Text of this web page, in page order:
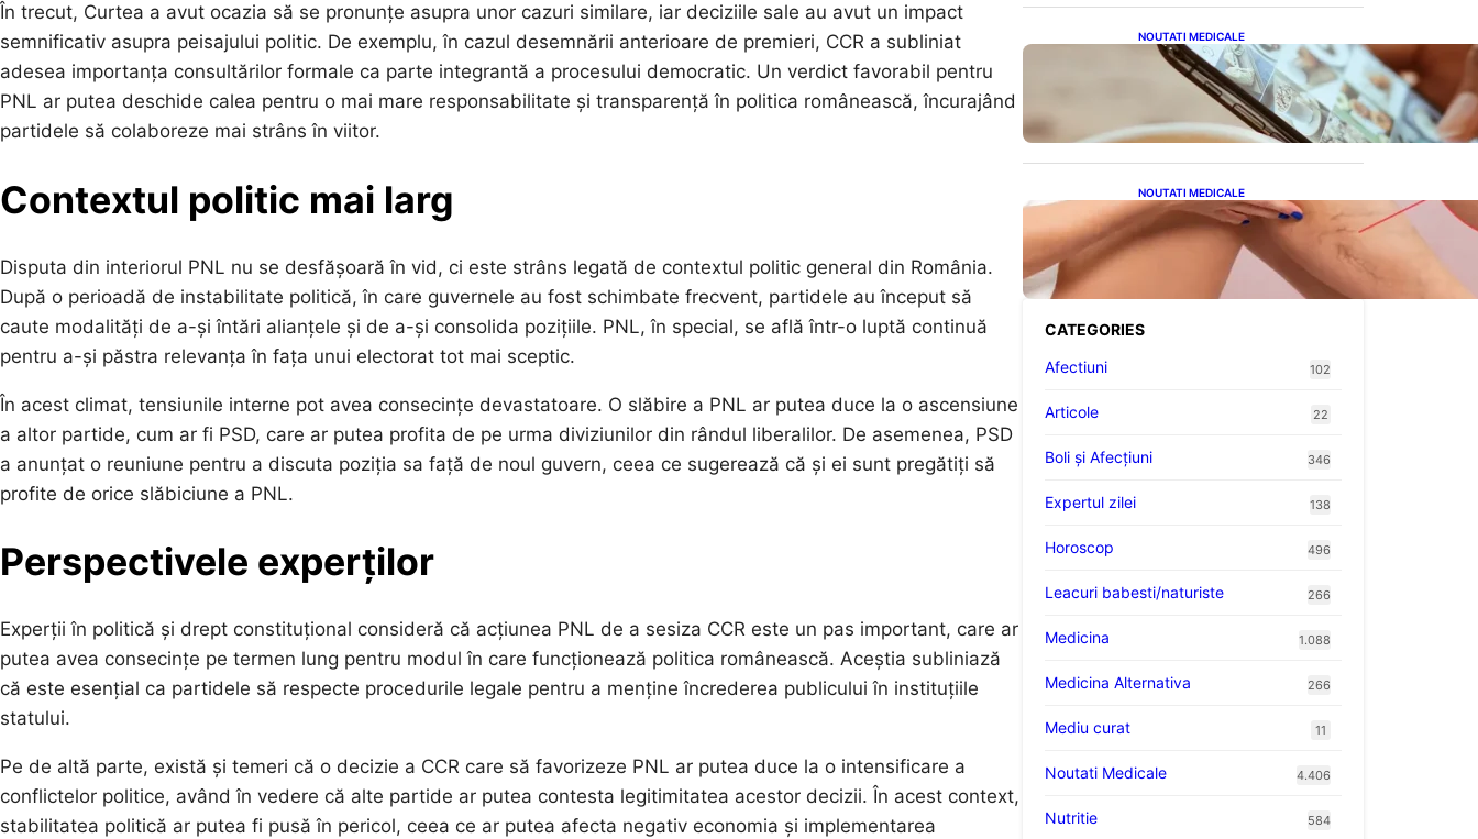
În trecut, Curtea a avut ocazia să se pronunțe asupra unor cazuri similare, iar deciziile sale au avut un impact
semnificativ asupra peisajului politic. De exemplu, în cazul desemnării anterioare de premieri, CCR a subliniat
adesea importanța consultărilor formale ca parte integrantă a procesului democratic. Un verdict favorabil pentru
PNL ar putea deschide calea pentru o mai mare responsabilitate și transparență în politica românească, încurajând
partidele să colaboreze mai strâns în viitor.
Contextul politic mai larg
Disputa din interiorul PNL nu se desfășoară în vid, ci este strâns legată de contextul politic general din România.
După o perioadă de instabilitate politică, în care guvernele au fost schimbate frecvent, partidele au început să
caute modalități de a-și întări alianțele și de a-și consolida pozițiile. PNL, în special, se află într-o luptă continuă
pentru a-și păstra relevanța în fața unui electorat tot mai sceptic.
În acest climat, tensiunile interne pot avea consecințe devastatoare. O slăbire a PNL ar putea duce la o ascensiune
a altor partide, cum ar fi PSD, care ar putea profita de pe urma diviziunilor din rândul liberalilor. De asemenea, PSD
a anunțat o reuniune pentru a discuta poziția sa față de noul guvern, ceea ce sugerează că și ei sunt pregătiți să
profite de orice slăbiciune a PNL.
Perspectivele experților
Experții în politică și drept constituțional consideră că acțiunea PNL de a sesiza CCR este un pas important, care ar
putea avea consecințe pe termen lung pentru modul în care funcționează politica românească. Aceștia subliniază
că este esențial ca partidele să respecte procedurile legale pentru a menține încrederea publicului în instituțiile
statului.
Pe de altă parte, există și temeri că o decizie a CCR care să favorizeze PNL ar putea duce la o intensificare a
conflictelor politice, având în vedere că alte partide ar putea contesta legitimitatea acestor decizii. În acest context,
stabilitatea politică ar putea fi pusă în pericol, ceea ce ar putea afecta negativ economia și implementarea
NOUTATI MEDICALE
Revoluția Bateriilor pentru
Telefoane: Avantaje,
Provocări și Viitorul
Tehnologiei Energetice
NOUTATI MEDICALE
Varicele și Umflarea
Picioarelor pe Caniculă:
Înțelegerea Simptomelor și
Măsurilor de Prevenție
CATEGORIES
Afectiuni
102
Articole 22
Boli și Afecțiuni 346
Expertul zilei 138
Horoscop 496
Leacuri babesti/naturiste 266
Medicina 1.088
Medicina Alternativa 266
Mediu curat 11
Noutati Medicale 4.406
Nutritie 584